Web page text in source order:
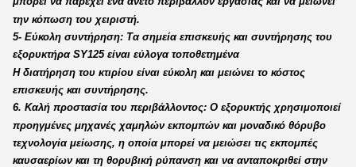
την κόπωση του χειριστή.
5- Εύκολη συντήρηση: Τα σημεία επισκευής και συντήρησης του
εξορυκτήρα SY125 είναι εύλογα τοποθετημένα
Η διατήρηση του κτιρίου είναι εύκολη και μειώνει το κόστος
επισκευής και συντήρησης.
6. Καλή προστασία του περιβάλλοντος: Ο εξορυκτής χρησιμοποιεί
προηγμένες μηχανές χαμηλών εκπομπών και μοναδικό θόρυβο
τεχνολογία μείωσης, η οποία μπορεί να μειώσει τις εκπομπές
καυσαερίων και τη θορυβική ρύπανση και να ανταποκριθεί στην